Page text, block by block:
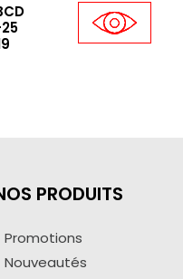
PRODUITS
Promotions
Nouveautés